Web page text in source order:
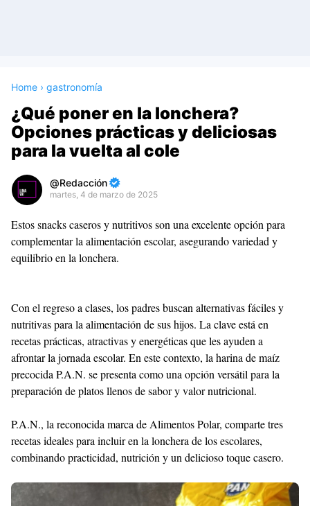
Home › gastronomía
¿Qué poner en la lonchera?
Opciones prácticas y deliciosas
para la vuelta al cole
Redacción
martes, 4 de marzo de 2025
Premium
By
Raushan
Design
Templates
Estos snacks caseros y nutritivos son una excelente opción para
complementar la alimentación escolar, asegurando variedad y
equilibrio en la lonchera.
Con el regreso a clases, los padres buscan alternativas fáciles y
nutritivas para la alimentación de sus hijos. La clave está en
recetas prácticas, atractivas y energéticas que les ayuden a
afrontar la jornada escolar. En este contexto, la harina de maíz
precocida P.A.N. se presenta como una opción versátil para la
preparación de platos llenos de sabor y valor nutricional.
P.A.N., la reconocida marca de Alimentos Polar, comparte tres
recetas ideales para incluir en la lonchera de los escolares,
combinando practicidad, nutrición y un delicioso toque casero.